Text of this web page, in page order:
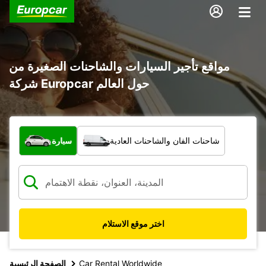
مواقع تأجير السيارات والشاحنات الصغيرة من
شركة Europcar حول العالم
ما نوع المركبة؟
سيارة شاحنات الفان والشاحنات العادية
اختر موقع الاستلام
الصفحة الرئيسية Car Rental Worldwide